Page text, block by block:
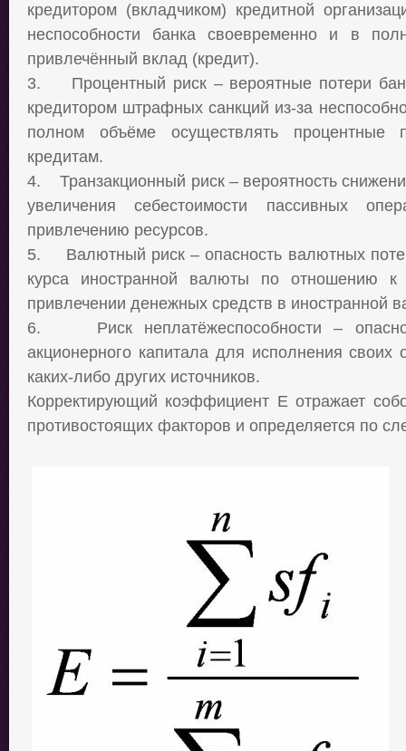
кредитором (вкладчиком) кредитной
неспособности банка своевременно и в
привлечённый вклад (кредит).
3.
Процентный риск – вероятные потери
кредитором штрафных санкций из-за
полном объёме осуществлять процентные
кредитам.
4.
Транзакционный риск – вероятность
увеличения себестоимости пассивных
привлечению ресурсов.
5.
Валютный риск – опасность валютных
курса иностранной валюты по отношению к
привлечении денежных средств в иностранной
6.
Риск неплатёжеспособности –
акционерного капитала для исполнения своих
каких-либо других источников.
Корректирующий коэффициент Е отражает
противостоящих факторов и определяется по